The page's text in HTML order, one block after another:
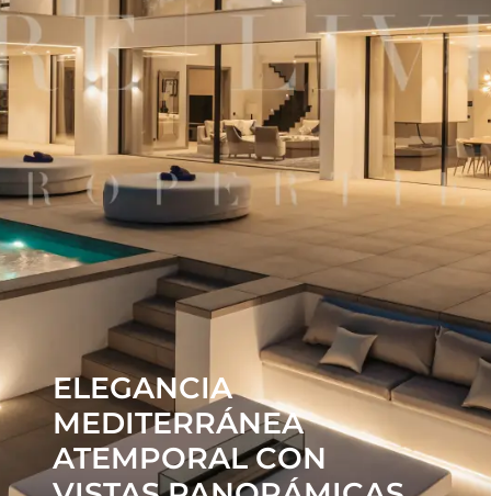
ELEGANCIA
MEDITERRÁNEA
ATEMPORAL CON